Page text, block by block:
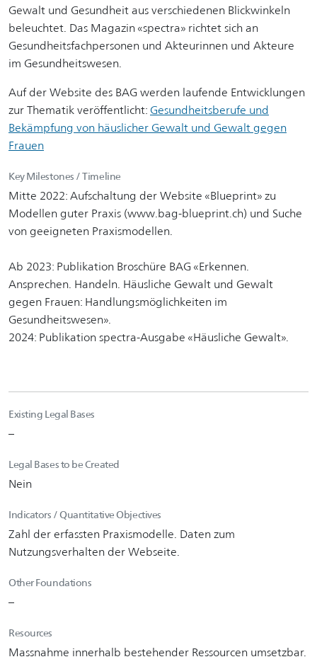
Gewalt und Gesundheit aus verschiedenen Blickwinkeln
beleuchtet. Das Magazin «spectra» richtet sich an
Gesundheitsfachpersonen und Akteurinnen und Akteure
im Gesundheitswesen.
Auf der Website des BAG werden laufende Entwicklungen
zur Thematik veröffentlicht: Gesundheitsberufe und
Bekämpfung von häuslicher Gewalt und Gewalt gegen
Frauen
Key Milestones / Timeline
Mitte 2022: Aufschaltung der Website «Blueprint» zu
Modellen guter Praxis (www.bag-blueprint.ch) und Suche
von geeigneten Praxismodellen.
Ab 2023: Publikation Broschüre BAG «Erkennen.
Ansprechen. Handeln. Häusliche Gewalt und Gewalt
gegen Frauen: Handlungsmöglichkeiten im
Gesundheitswesen».
2024: Publikation spectra-Ausgabe «Häusliche Gewalt».
Existing Legal Bases
–
Legal Bases to be Created
Nein
Indicators / Quantitative Objectives
Zahl der erfassten Praxismodelle. Daten zum
Nutzungsverhalten der Webseite.
Other Foundations
–
Resources
Massnahme innerhalb bestehender Ressourcen umsetzbar.